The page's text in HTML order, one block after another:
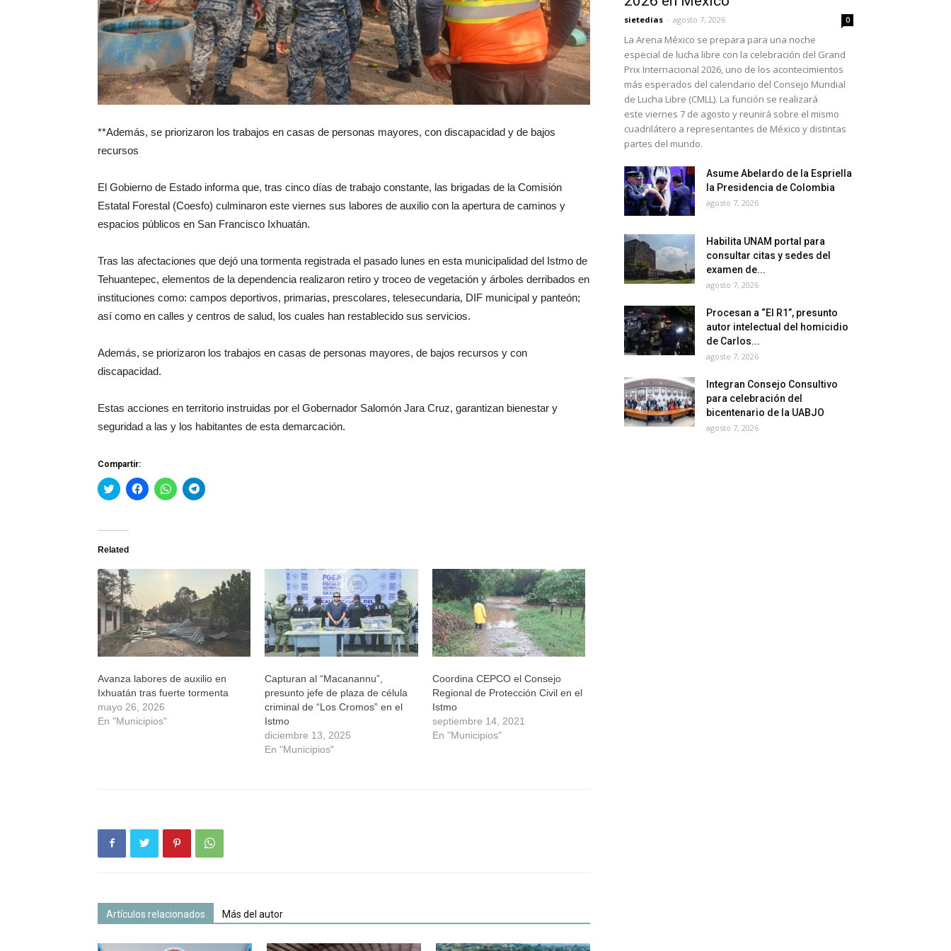
**Además, se priorizaron los trabajos en casas de personas mayores, con discapacidad y de bajos
recursos
El Gobierno de Estado informa que, tras cinco días de trabajo constante, las brigadas de la Comisión
Estatal Forestal (Coesfo) culminaron este viernes sus labores de auxilio con la apertura de caminos y
espacios públicos en San Francisco Ixhuatán.
Tras las afectaciones que dejó una tormenta registrada el pasado lunes en esta municipalidad del Istmo de
Tehuantepec, elementos de la dependencia realizaron retiro y troceo de vegetación y árboles derribados en
instituciones como: campos deportivos, primarias, prescolares, telesecundaria, DIF municipal y panteón;
así como en calles y centros de salud, los cuales han restablecido sus servicios.
Además, se priorizaron los trabajos en casas de personas mayores, de bajos recursos y con
discapacidad.
Estas acciones en territorio instruidas por el Gobernador Salomón Jara Cruz, garantizan bienestar y
seguridad a las y los habitantes de esta demarcación.
Compartir:
Haz
clic
Twitter
abre
una
ventana
nueva)
Haz
clic
una
ventana
Haz
clic
una
nueva)
Haz
clic
una
ventana
nueva)
Related
Avanza labores de auxilio en
Ixhuatán tras fuerte tormenta
mayo 26, 2026
En "Municipios"
Capturan al “Macanannu”,
presunto jefe de plaza de célula
criminal de “Los Cromos” en el
Istmo
diciembre 13, 2025
En "Municipios"
Coordina CEPCO el Consejo
Regional de Protección Civil en el
Istmo
septiembre 14, 2021
En "Municipios"
Artículos relacionados Más del autor
sietedias - agosto 7, 2026 0
La Arena México se prepara para una noche
especial de lucha libre con la celebración del Grand
Prix Internacional 2026, uno de los acontecimientos
más esperados del calendario del Consejo Mundial
de Lucha Libre (CMLL). La función se realizará
este viernes 7 de agosto y reunirá sobre el mismo
cuadrilátero a representantes de México y distintas
partes del mundo.
Asume Abelardo de la Espriella
la Presidencia de Colombia
agosto 7, 2026
Habilita UNAM portal para
consultar citas y sedes del
examen de...
agosto 7, 2026
Procesan a “El R1”, presunto
autor intelectual del homicidio
de Carlos...
agosto 7, 2026
Integran Consejo Consultivo
para celebración del
bicentenario de la UABJO
agosto 7, 2026